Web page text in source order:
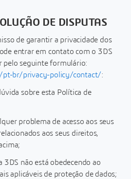
DE DISPUTAS
de garantir a privacidade dos
entrar em contato com o 3DS
pelo seguinte formulário:
br/privacy-policy/contact/:
sobre esta Política de
problema de acesso aos seus
aos seus direitos,
3DS não está obedecendo ao
aplicáveis de proteção de dados;